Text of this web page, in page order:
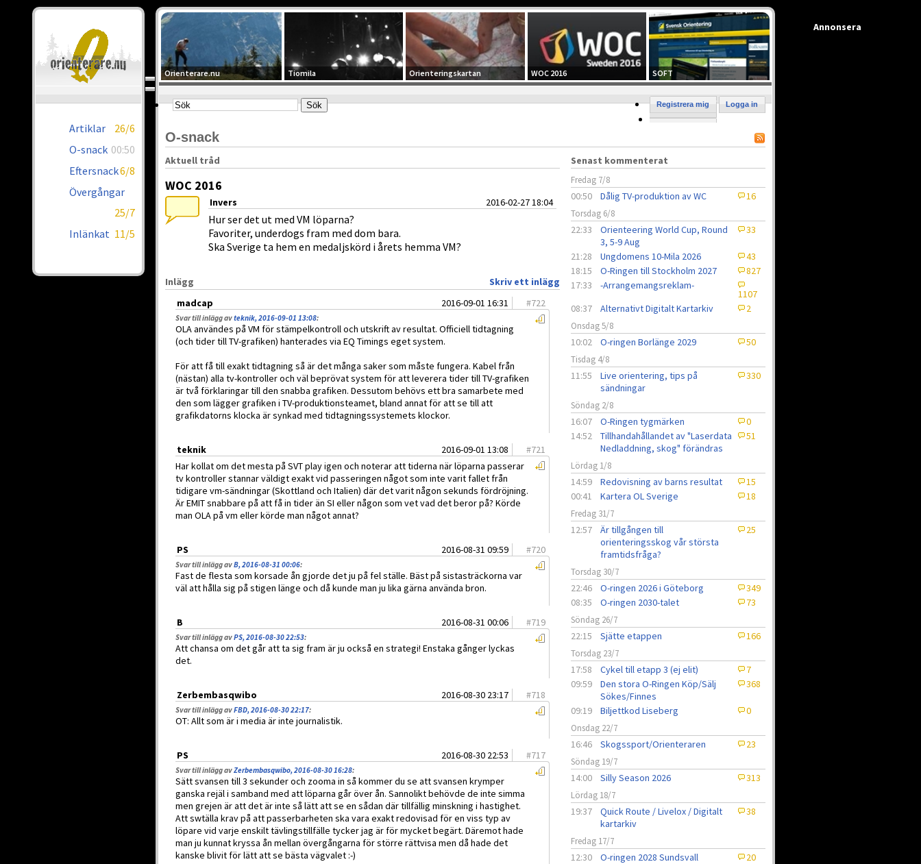
Artiklar
26/6
O-snack 00:50
Eftersnack6/8
Övergångar
25/7
Inlänkat 11/5
Orienterare.nu Tiomila Orienteringskartan WOC 2016 SOFT
Logga in
Registrera mig
O-snack
Aktuell tråd
WOC 2016
Invers 2016-02-27 18:04
Hur ser det ut med VM löparna?
Favoriter, underdogs fram med dom bara.
Ska Sverige ta hem en medaljskörd i årets hemma VM?
Skriv ett inlägg
Inlägg
madcap
2016-09-01 16:31 #722
Svar till inlägg avteknik, 2016-09-01 13:08:
OLA användes på VM för stämpelkontroll och utskrift av resultat. Officiell tidtagning
(och tider till TV-grafiken) hanterades via EQ Timings eget system.
För att få till exakt tidtagning så är det många saker som måste fungera. Kabel från
(nästan) alla tv-kontroller och väl beprövat system för att leverera tider till TV-grafiken
är två förklaringar till den snabba grafiken. Dessutom behövs ett bra samarbete med
den som lägger grafiken i TV-produktionsteamet, bland annat för att se till att
grafikdatorns klocka är synkad med tidtagningssystemets klockor.
teknik 2016-09-01 13:08 #721
Har kollat om det mesta på SVT play igen och noterar att tiderna när löparna passerar
tv kontroller stannar väldigt exakt vid passeringen något som inte varit fallet från
tidigare vm-sändningar (Skottland och Italien) där det varit någon sekunds fördröjning.
Är EMIT snabbare på att få in tider än SI eller någon som vet vad det beror på? Körde
man OLA på vm eller körde man något annat?
PS 2016-08-31 09:59 #720
Svar till inlägg avB, 2016-08-31 00:06:
Fast de flesta som korsade ån gjorde det ju på fel ställe. Bäst på sistasträckorna var
väl att hålla sig på stigen länge och då kunde man ju lika gärna använda bron.
B 2016-08-31 00:06 #719
Svar till inlägg avPS, 2016-08-30 22:53:
Att chansa om det går att ta sig fram är ju också en strategi! Enstaka gånger lyckas
det.
Zerbembasqwibo 2016-08-30 23:17 #718
Svar till inlägg avFBD, 2016-08-30 22:17:
OT: Allt som är i media är inte journalistik.
PS 2016-08-30 22:53 #717
Svar till inlägg avZerbembasqwibo, 2016-08-30 16:28:
Sätt svansen till 3 sekunder och zooma in så kommer du se att svansen krymper
ganska rejäl i samband med att löparna går över ån. Sannolikt behövde de inte simma
men grejen är att det är inte så lätt att se en sådan där tillfällig minskning i hastighet.
Att swtälla krav på att passerbarheten ska vara exakt redovisad för en viss typ av
löpare vid varje enskilt tävlingstillfälle tycker jag är för mycket begärt. Däremot hade
man ju kunnat kryssa ån mellan övergångarna för större rättvisa men då hade det
kanske blivit för lätt att se bästa vägvalet :-)
Senast kommenterat
Fredag 7/8
00:50 Dålig TV-produktion av WC 16
Torsdag 6/8
22:33
Orienteering World Cup, Round
3, 5-9 Aug
33
21:28 Ungdomens 10-Mila 2026
43
18:15
O-Ringen till Stockholm 2027
827
17:33
-Arrangemangsreklam-
1107
08:37
Alternativt Digitalt Kartarkiv 2
Onsdag 5/8
10:02 O-ringen Borlänge 2029 50
Tisdag 4/8
11:55
Live orientering, tips på
sändningar
330
Söndag 2/8
16:07 O-Ringen tygmärken
0
14:52
Tillhandahållandet av "Laserdata
Nedladdning, skog" förändras
51
Lördag 1/8
14:59 Redovisning av barns resultat
15
00:41
Kartera OL Sverige 18
Fredag 31/7
12:57
Är tillgången till
orienteringsskog vår största
framtidsfråga?
25
Torsdag 30/7
22:46 O-ringen 2026 i Göteborg
349
08:35
O-ringen 2030-talet 73
Söndag 26/7
22:15 Sjätte etappen 166
Torsdag 23/7
17:58 Cykel till etapp 3 (ej elit)
7
09:59
Den stora O-Ringen Köp/Sälj
Sökes/Finnes
368
09:19 Biljettkod Liseberg 0
Onsdag 22/7
16:46 Skogssport/Orienteraren 23
Söndag 19/7
14:00 Silly Season 2026 313
Lördag 18/7
19:37
Quick Route / Livelox / Digitalt
kartarkiv
38
Fredag 17/7
12:30 O-ringen 2028 Sundsvall 20
Annonsera